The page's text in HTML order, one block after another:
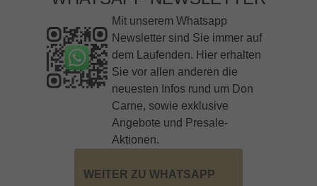
Mit unserem Whatsapp
Newsletter sind Sie immer auf
dem Laufenden. Hier erhalten
Sie vor allen anderen die
neuesten Infos rund um Don
Carne, sowie exklusive
Angebote und Presale-
Aktionen.
WEITER ZU WHATSAPP